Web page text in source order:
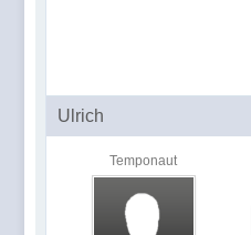
Ulrich
Temponaut